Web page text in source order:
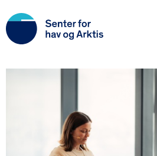
til
hovedinnhold